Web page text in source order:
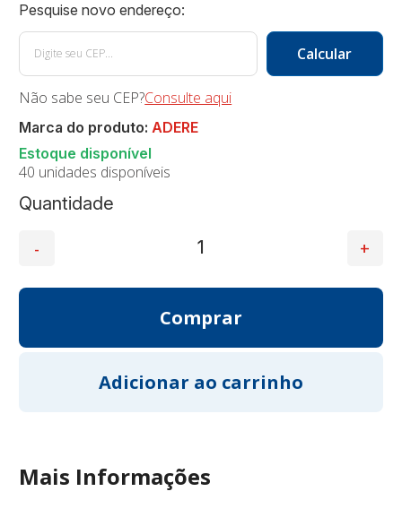
Quantidade
Não sabe seu CEP?Consulte aqui
40 unidades disponíveis
Marca do produto: ADERE
Mais Informações